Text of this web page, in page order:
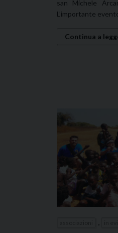
san Michele
L’importante
Continua a